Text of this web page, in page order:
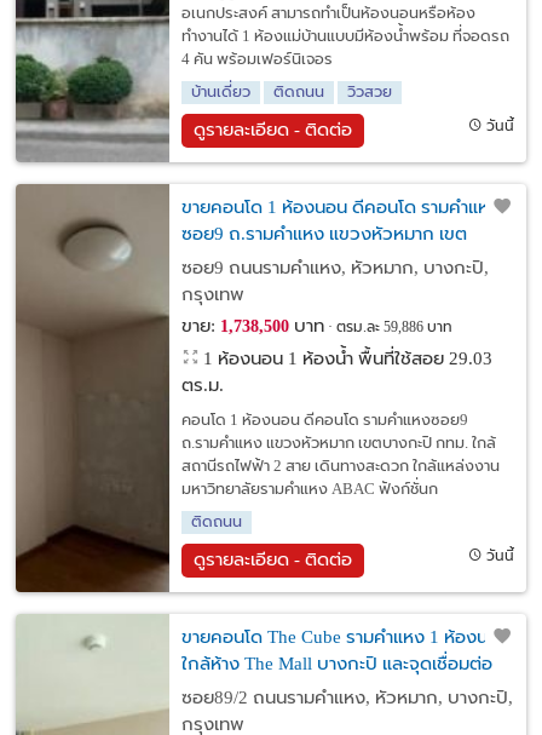
อเนกประสงค์ สามารถทำเป็นห้องนอนหรือห้อง
ทำงานได้ 1 ห้องแม่บ้านแบบมีห้องน้ำพร้อม ที่จอดรถ
4 คัน พร้อมเฟอร์นิเจอร
บ้านเดี่ยว
ติดถนน วิวสวย
ดูรายละเอียด - ติดต่อ วันนี้
ขายคอนโด 1 ห้องนอน ดีคอนโด รามคำแหง
ซอย9 ถ.รามคำแหง แขวงหัวหมาก เขต
บางกะปิ กทม. ใกล้สถานีรถไฟฟ้า 2 สาย
ซอย9 ถนนรามคำแหง, หัวหมาก, บางกะปิ,
กรุงเทพ
ขาย: 1,738,500บาท ตรม.ละ 59,886 บาท
1 ห้องนอน 1 ห้องน้ำ พื้นที่ใช้สอย 29.03
ตร.ม.
คอนโด 1 ห้องนอน ดีคอนโด รามคำแหงซอย9
ถ.รามคำแหง แขวงหัวหมาก เขตบางกะปิ กทม. ใกล้
สถานีรถไฟฟ้า 2 สาย เดินทางสะดวก ใกล้แหล่งงาน
มหาวิทยาลัยรามคำแหง ABAC ฟังก์ชั่นก
ติดถนน
ดูรายละเอียด - ติดต่อ วันนี้
ขายคอนโด The Cube รามคำแหง 1 ห้องนอน
ใกล้ห้าง The Mall บางกะปิ และจุดเชื่อมต่อ
รถไฟฟ้า2 สาย สถานีรถไฟฟ้าลำสาลี
ซอย89/2 ถนนรามคำแหง, หัวหมาก, บางกะปิ,
กรุงเทพ